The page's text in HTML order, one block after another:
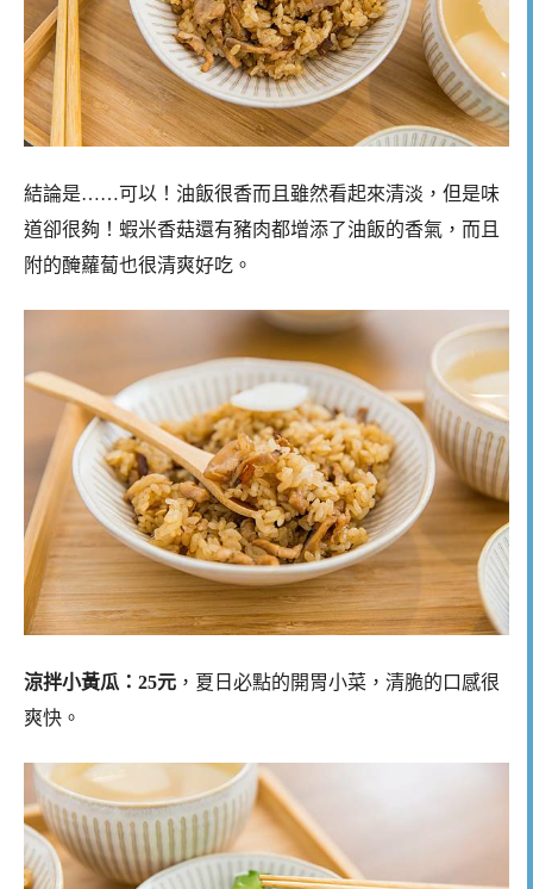
結論是……可以！油飯很香而且雖然看起來清淡，但是味
道卻很夠！蝦米香菇還有豬肉都增添了油飯的香氣，而且
附的醃蘿蔔也很清爽好吃。
涼拌小黃瓜：25元 ，夏日必點的開胃小菜，清脆的口感很
爽快。